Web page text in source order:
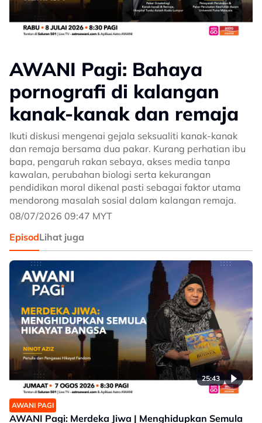
AWANI Pagi: Bahaya
pornografi di kalangan
kanak-kanak dan remaja
Ikuti diskusi mengenai gejala seksualiti kanak-kanak
dan remaja bersama dua pakar. Kurang perhatian ibu
bapa, pengaruh rakan sebaya, akses media tanpa
kawalan, perubahan biologi serta kekurangan
pendidikan moral dikenal pasti sebagai faktor utama
mendorong masalah sosial dalam kalangan remaja.
08/07/2026 09:47 MYT
EpisodLihat juga
25:43
AWANI PAGI
AWANI Pagi: Merdeka Jiwa | Menghidupkan Semula